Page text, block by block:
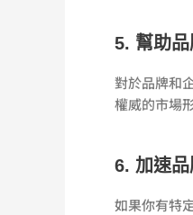
5. 幫助
對於品牌和
權威的市場
6. 加速
如果你有特